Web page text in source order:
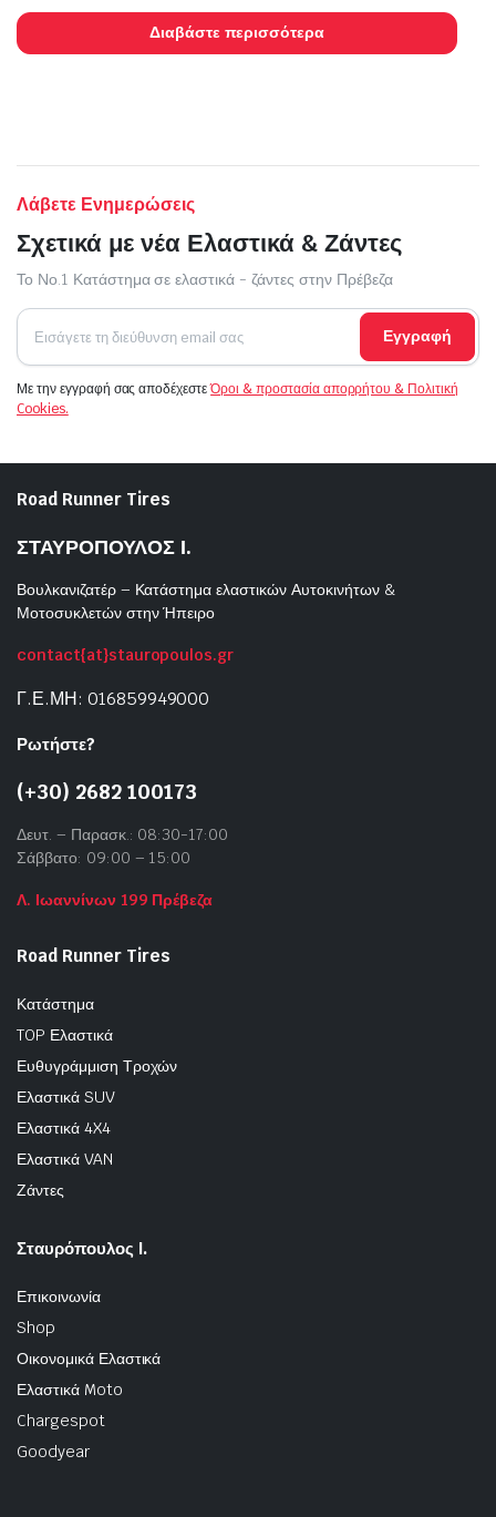
Διαβάστε περισσότερα
Λάβετε Ενημερώσεις
Σχετικά με νέα Ελαστικά & Ζάντες
Το Νο.1 Κατάστημα σε ελαστικά - ζάντες στην Πρέβεζα
Εγγραφή
Με την εγγραφή σας αποδέχεστεΌροι & προστασία απορρήτου & Πολιτική
Cookies.
Road Runner Tires
ΣΤΑΥΡΟΠΟΥΛΟΣ Ι.
Βουλκανιζατέρ – Κατάστημα ελαστικών Αυτοκινήτων &
Μοτοσυκλετών στην Ήπειρο
contact{at}stauropoulos.gr
Γ.Ε.ΜΗ: 016859949000
Ρωτήστε?
(+30) 2682 100173
Δευτ. – Παρασκ.: 08:30-17:00
Σάββατο: 09:00 – 15:00
Λ. Ιωαννίνων 199 Πρέβεζα
Road Runner Tires
Κατάστημα
TOP Ελαστικά
Ευθυγράμμιση Τροχών
Ελαστικά SUV
Ελαστικά 4X4
Ελαστικά VAN
Ζάντες
Σταυρόπουλος Ι.
Επικοινωνία
Shop
Οικονομικά Ελαστικά
Ελαστικά Moto
Chargespot
Goodyear